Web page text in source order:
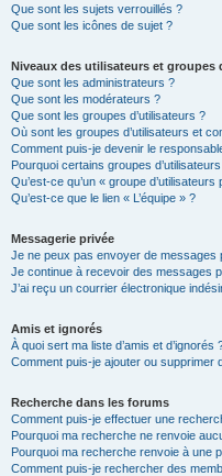
Que sont les sujets verrouillés ?
Que sont les icônes de sujet ?
Niveaux des utilisateurs et groupes
Que sont les administrateurs ?
Que sont les modérateurs ?
Que sont les groupes d’utilisateurs ?
Où sont les groupes d’utilisateurs et
Comment puis-je devenir le
Pourquoi certains groupes
Qu’est-ce qu’un « groupe d’utilisateurs
Qu’est-ce que le lien « L’équipe » ?
Messagerie privée
Je ne peux pas envoyer de messages
Je continue à recevoir des messages
J’ai reçu un courrier électronique
Amis et ignorés
À quoi sert ma liste d’amis et d’ignorés
Comment puis-je ajouter ou supprimer
Recherche dans les forums
Comment puis-je effectuer une
Pourquoi ma recherche ne renvoie
Pourquoi ma recherche renvoie à une
Comment puis-je rechercher des